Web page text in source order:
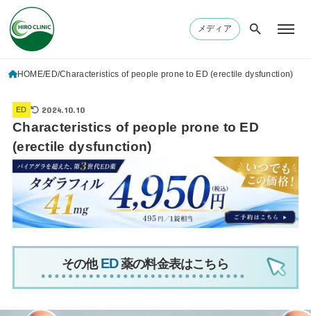
メディア
HOME ED Characteristics of people prone to ED (erectile dysfunction)
ED 2024.10.10
Characteristics of people prone to ED
(erectile dysfunction)
その他 薬の料金表はこちら